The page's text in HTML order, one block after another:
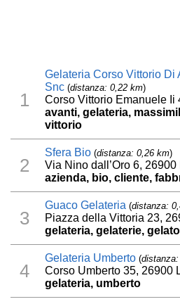
1
Gelateria Corso Vittorio Di
Snc (distanza: 0,22 km)
Corso Vittorio Emanuele Ii
avanti, gelateria,
vittorio
2
Sfera Bio (distanza: 0,26 km)
Via Nino dall’Oro 6, 26900
azienda, bio, cliente,
3
Guaco Gelateria (distanza:
Piazza della Vittoria 23,
gelateria, gelaterie,
4
Gelateria Umberto (
Corso Umberto 35, 26900
gelateria, umberto